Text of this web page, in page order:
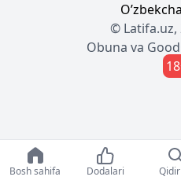
Oʼzbekcha
© Latifa.uz,
Obuna va
Bosh sahifa Dodalari